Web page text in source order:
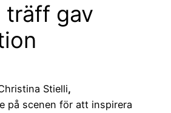
träff gav
Stielli,
på scenen för att inspirera